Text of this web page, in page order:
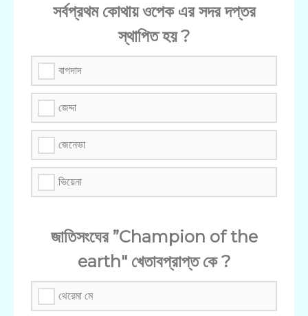
সর্বপ্রথম কোথায় ওপেক এর সদর দপ্তর
স্থাপিত হয় ?
বাগদাদ
জেদ্দা
জেনেভা
ভিয়েনা
জাতিসংঘের ”Champion of the
earth" খেতাবপ্রাপ্ত কে ?
থেরেমা মে